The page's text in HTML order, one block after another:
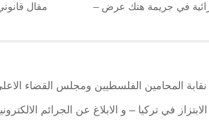
في جريمة هتك عرض –
مقال
نقابة المحامين الفلسطيين ومجلس القضاء
في تركيا – و الابلاغ عن الجرائم الالكترونية